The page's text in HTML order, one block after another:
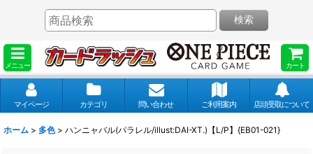
メニュー カート
検索
マイページ カテゴリ 問い合わせ ご利用案内 店頭受取について
ホーム > 多色 > ハンニャバル(パラレル/illust:DAI-XT.)【L/P】{EB01-021}